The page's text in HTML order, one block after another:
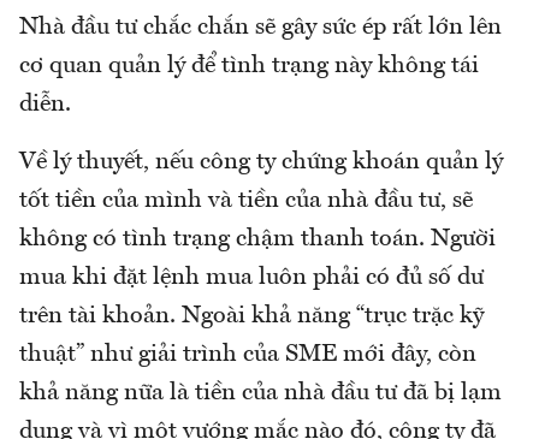
Nhà đầu tư chắc chắn sẽ gây sức ép rất lớn lên
cơ quan quản lý để tình trạng này không tái
diễn.
Về lý thuyết, nếu công ty chứng khoán quản lý
tốt tiền của mình và tiền của nhà đầu tư, sẽ
không có tình trạng chậm thanh toán. Người
mua khi đặt lệnh mua luôn phải có đủ số dư
trên tài khoản. Ngoài khả năng “trục trặc kỹ
thuật” như giải trình của SME mới đây, còn
khả năng nữa là tiền của nhà đầu tư đã bị lạm
dụng và vì một vướng mắc nào đó, công ty đã